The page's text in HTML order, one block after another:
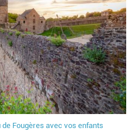
Fougères avec vos enfants